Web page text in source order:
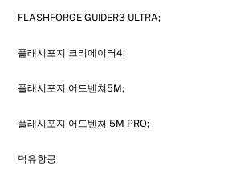
FLASHFORGE GUIDER3 ULTRA;
플래시포지 크리에이터4;
플래시포지 어드벤쳐5M;
플래시포지 어드벤쳐 5M PRO;
덕유항공